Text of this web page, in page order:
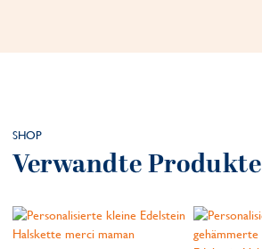
SHOP
Verwandte Produkte